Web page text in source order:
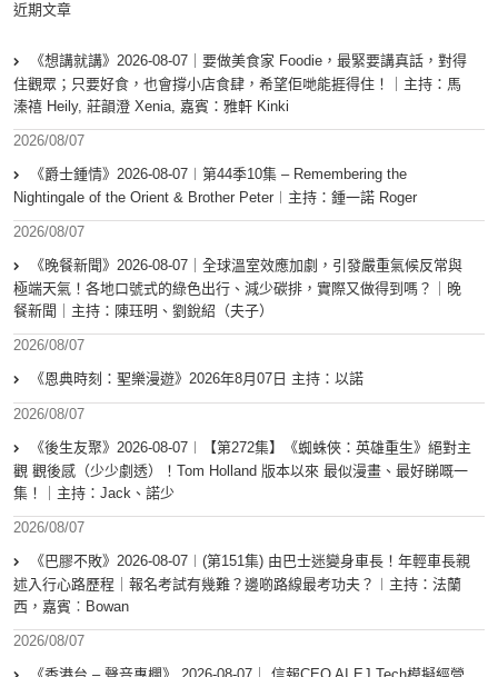
近期文章
《想講就講》2026-08-07｜要做美食家 Foodie，最緊要講真話，對得
住觀眾；只要好食，也會撐小店食肆，希望佢哋能捱得住！｜主持：馬
溱禧 Heily, 莊韻澄 Xenia, 嘉賓：雅軒 Kinki
2026/08/07
《爵士鍾情》2026-08-07︱第44季10集 – Remembering the
Nightingale of the Orient & Brother Peter︱主持：鍾一諾 Roger
2026/08/07
《晚餐新聞》2026-08-07｜全球溫室效應加劇，引發嚴重氣候反常與
極端天氣！各地口號式的綠色出行、減少碳排，實際又做得到嗎？｜晚
餐新聞｜主持：陳珏明、劉銳紹（夫子）
2026/08/07
《恩典時刻：聖樂漫遊》2026年8月07日 主持：以諾
2026/08/07
《後生友聚》2026-08-07︱【第272集】《蜘蛛俠：英雄重生》絕對主
觀 觀後感（少少劇透）！Tom Holland 版本以來 最似漫畫、最好睇嘅一
集！｜主持：Jack、諾少
2026/08/07
《巴膠不敗》2026-08-07︱(第151集) 由巴士迷變身車長！年輕車長親
述入行心路歷程｜報名考試有幾難？邊啲路線最考功夫？︱主持：法蘭
西，嘉賓︰Bowan
2026/08/07